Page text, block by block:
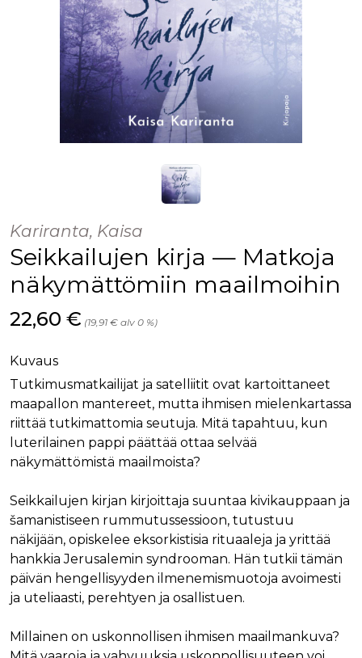
Kariranta, Kaisa
Seikkailujen kirja — Matkoja
näkymättömiin maailmoihin
Hinta nyt
22,60 € (19,91 € alv 0 %)
Kuvaus
Tutkimusmatkailijat ja satelliitit ovat kartoittaneet
maapallon mantereet, mutta ihmisen mielenkartassa
riittää tutkimattomia seutuja. Mitä tapahtuu, kun
luterilainen pappi päättää ottaa selvää
näkymättömistä maailmoista?
Seikkailujen kirjan kirjoittaja suuntaa kivikauppaan ja
šamanistiseen rummutussessioon, tutustuu
näkijään, opiskelee eksorkistisia rituaaleja ja yrittää
hankkia Jerusalemin syndrooman. Hän tutkii tämän
päivän hengellisyyden ilmenemismuotoja avoimesti
ja uteliaasti, perehtyen ja osallistuen.
Millainen on uskonnollisen ihmisen maailmankuva?